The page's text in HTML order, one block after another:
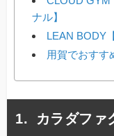
ナル】
LEAN BODY
用賀でおすす
カラダファ